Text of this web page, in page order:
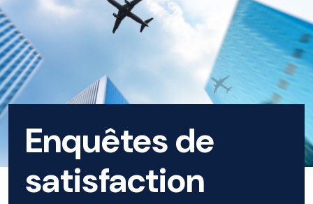
Enquêtes de
satisfaction